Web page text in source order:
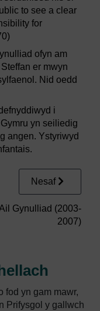
to see a clear
for
ofyn am
er mwyn
Nid oedd
i
yn seiliedig
angen. Ystyriwyd
Nesaf
Gynulliad (2003-
2007)
fod yn gam mawr,
Prifysgol y gallwch